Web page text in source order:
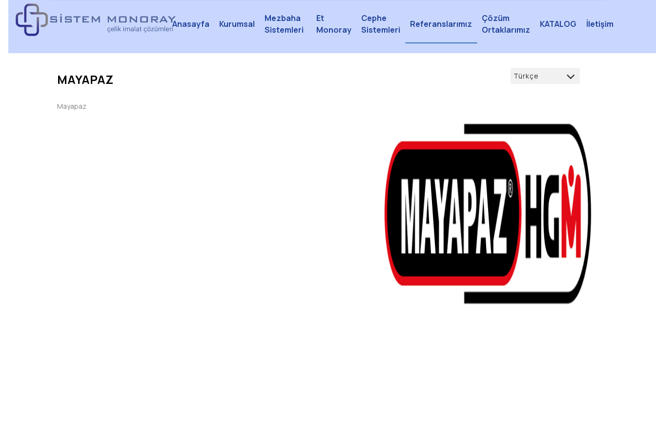
MAYAPAZ
Mayapaz
Anasayfa Kurumsal
Mezbaha
Sistemleri
Et
Monoray
Cephe
Sistemleri
Referanslarımız
Çözüm
Ortaklarımız
KATALOG İletişim
Türkçe
Deutsch
English
русский
azərbaycan